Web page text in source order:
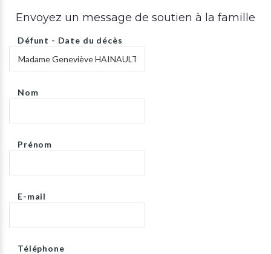
Envoyez un message de soutien à la famille
Défunt - Date du décès
Nom
Prénom
E-mail
Téléphone